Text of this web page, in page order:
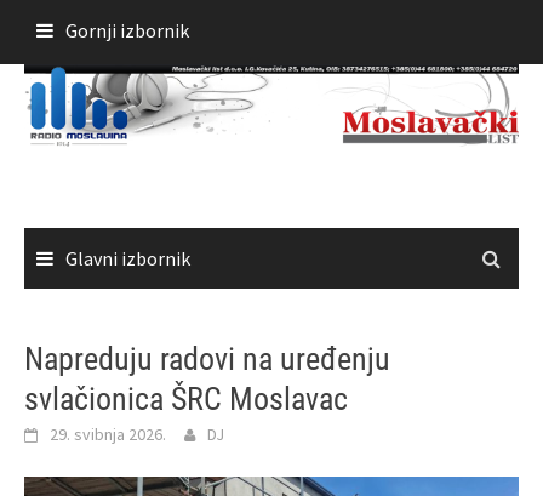
sadržaja
Gornji izbornik
Glavni izbornik
Napreduju radovi na uređenju
svlačionica ŠRC Moslavac
29. svibnja 2026. DJ